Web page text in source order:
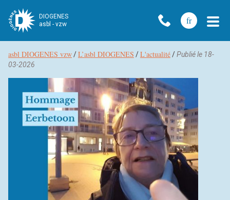
DIOGENES
asbl - vzw
fr
Fil
d’Ariane
asbl DIOGENES vzw/L’asbl DIOGENES /L'actualité/Publié le 18-
03-2026